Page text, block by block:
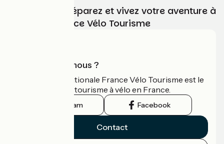
Choisissez, préparez et vivez votre aventure à
vélo avec France Vélo Tourisme
Qui sommes-nous ?
L'association nationale France Vélo Tourisme est le
guide officiel du tourisme à vélo en France.
Instagram Facebook
Contact